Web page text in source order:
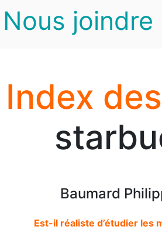
Nous joindre
Index
Baumard
Est-il réaliste d’étudier les